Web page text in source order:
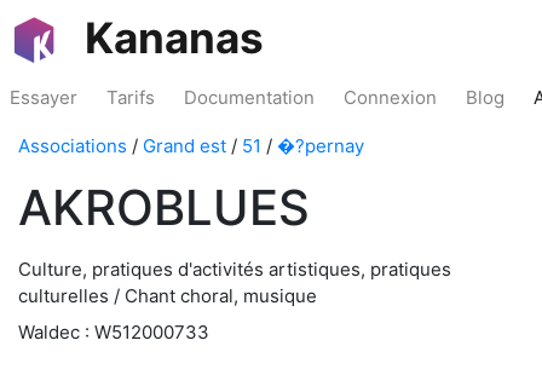
Kananas
Essayer Tarifs Documentation Connexion Blog
Associations / Grand est / 51 / �?pernay
AKROBLUES
Culture, pratiques d'activités artistiques, pratiques
culturelles / Chant choral, musique
Waldec : W512000733